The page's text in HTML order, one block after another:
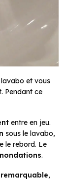
et vous
Pendant ce
entre en jeu.
sous le lavabo,
le rebord. Le
.
,